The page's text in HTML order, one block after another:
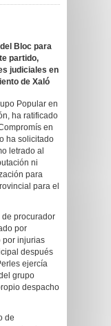
Bloc para
partido,
judiciales en
de Xaló
Popular en
ha ratificado
en
ha solicitado
letrado al
ni
para
para el
de procurador
por
por injurias
después
ejercía
grupo
despacho
de